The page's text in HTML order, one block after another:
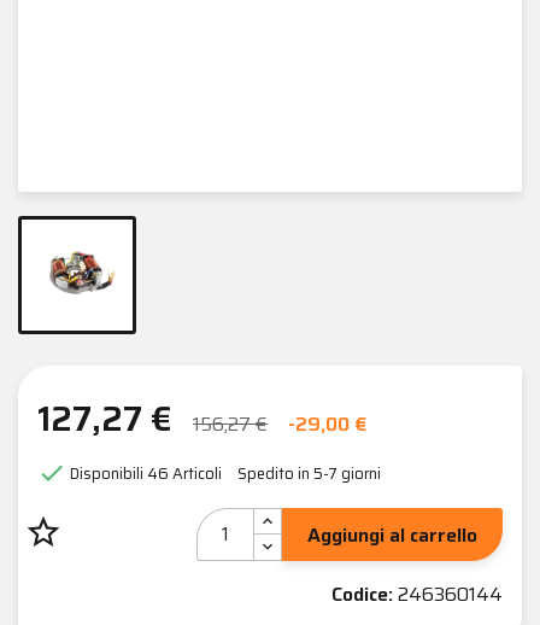
127,27 € 156,27 € -29,00 €
 Disponibili 46 Articoli Spedito in 5-7 giorni
star_border
Aggiungi al carrello
Codice:246360144